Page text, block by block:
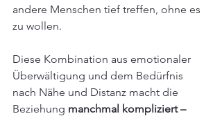
andere Menschen tief treffen, ohne es
zu wollen.
Diese Kombination aus emotionaler
Überwältigung und dem Bedürfnis
nach Nähe und Distanz macht die
Beziehung manchmal kompliziert –